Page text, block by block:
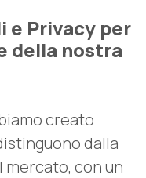
Privacy per
della nostra
creato
dalla
mercato, con un